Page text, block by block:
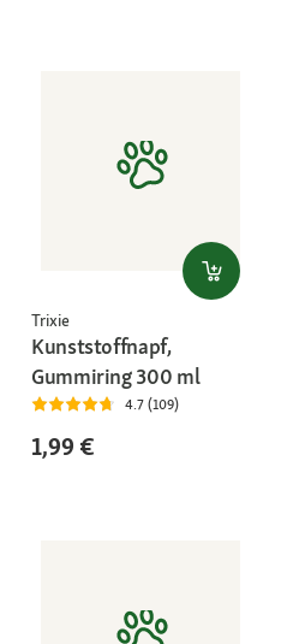
Trixie
Kunststoffnapf,
Gummiring 300 ml
4.7 (109)
1,99 €